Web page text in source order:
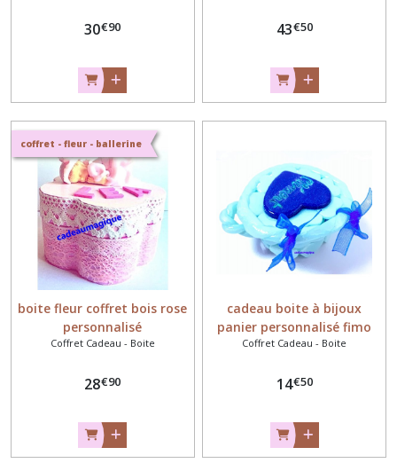
30€90 43€50
coffret - fleur - ballerine
boite fleur coffret bois rose
personnalisé
Coffret Cadeau - Boite
28€90
cadeau boite à bijoux
panier personnalisé fimo
Coffret Cadeau - Boite
14€50
-
Corbeille
-
Fimo
Nichoir
oiseau
(2)